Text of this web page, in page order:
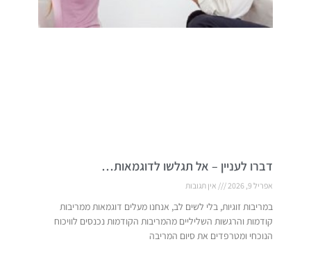
דברו לעניין – אל תגלשו לדוגמאות…
אפריל 9, 2026 אין תגובות
במריבות זוגיות, בלי לשים לב, אנחנו מעלים דוגמאות ממריבות
קודמות והרגשות השליליים מהמריבות הקודמות נכנסים לוויכוח
הנוכחי ומטרפדים את סיום המריבה